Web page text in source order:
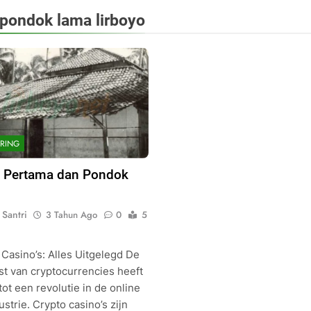
lama lirboyo
Pertama dan Pondok
3 Tahun Ago 0 5
Alles Uitgelegd De
van cryptocurrencies heeft
een revolutie in de online
Crypto casino’s zijn